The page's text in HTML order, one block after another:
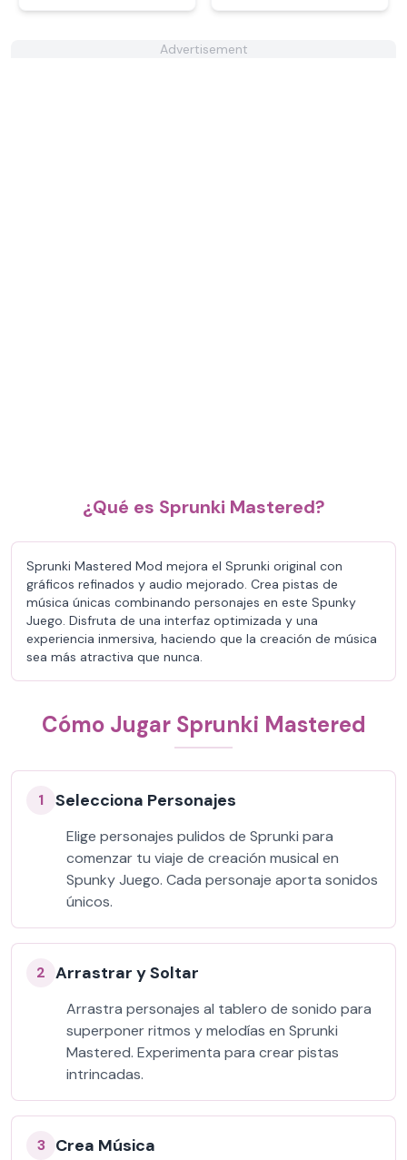
Advertisement
¿Qué es Sprunki Mastered?
Sprunki Mastered Mod mejora el Sprunki original con
gráficos refinados y audio mejorado. Crea pistas de
música únicas combinando personajes en este Spunky
Juego. Disfruta de una interfaz optimizada y una
experiencia inmersiva, haciendo que la creación de música
sea más atractiva que nunca.
Cómo Jugar Sprunki Mastered
1 Selecciona Personajes
Elige personajes pulidos de Sprunki para
comenzar tu viaje de creación musical en
Spunky Juego. Cada personaje aporta sonidos
únicos.
2 Arrastrar y Soltar
Arrastra personajes al tablero de sonido para
superponer ritmos y melodías en Sprunki
Mastered. Experimenta para crear pistas
intrincadas.
3 Crea Música